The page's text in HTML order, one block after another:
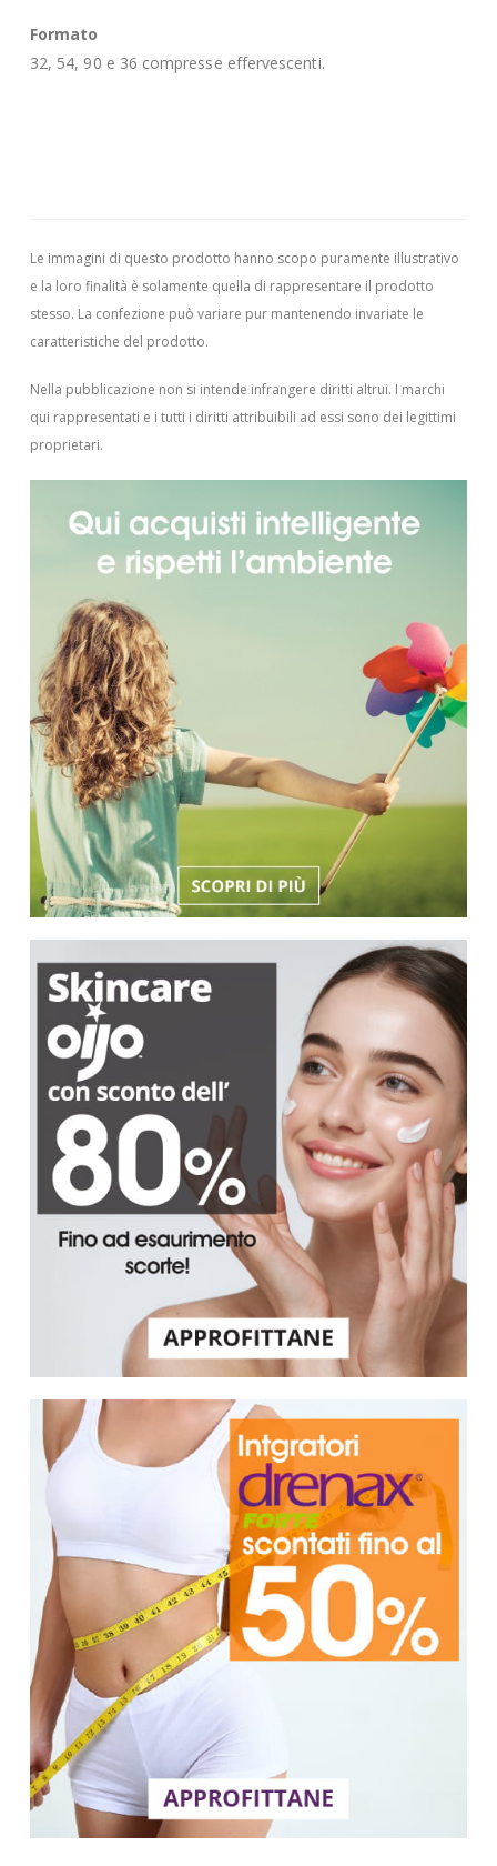
Formato
32, 54, 90 e 36 compresse effervescenti.
Le immagini di questo prodotto hanno scopo puramente illustrativo
e la loro finalità è solamente quella di rappresentare il prodotto
stesso. La confezione può variare pur mantenendo invariate le
caratteristiche del prodotto.
Nella pubblicazione non si intende infrangere diritti altrui. I marchi
qui rappresentati e i tutti i diritti attribuibili ad essi sono dei legittimi
proprietari.